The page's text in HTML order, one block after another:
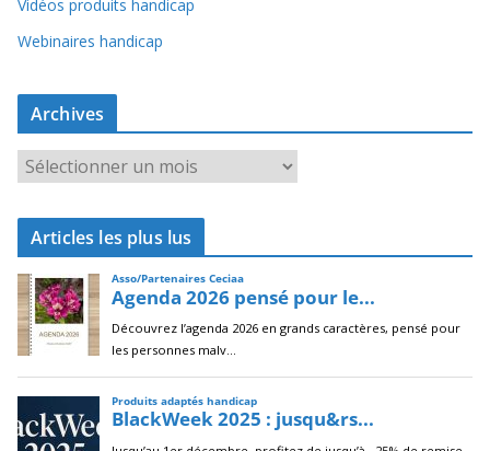
Vidéos produits handicap
Webinaires handicap
Archives
c
i
v
e
s
Articles les plus lus